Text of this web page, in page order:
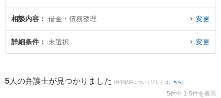
ています。『藤枝市で土日や夜間に発生した借金・債務整理のトラブルを今す
ぐに弁護士に相談したい』『借金・債務整理のトラブル解決の実績豊富な近く
の弁護士を検索したい』『初回相談無料で借金・債務整理を法律相談できる藤
相談内容 借金・債務整理 変更
詳細条件 未選択 変更
5 人の弁護士が見つかりました (検索結果について詳しくは こちら)
5件中 1-5件を表示